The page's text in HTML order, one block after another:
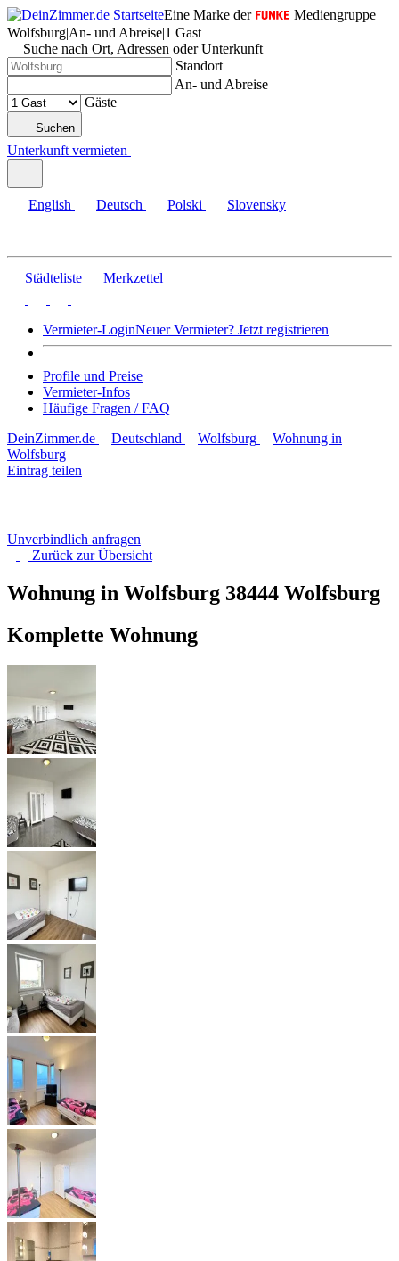
Eine Marke der
Mediengruppe
Wolfsburg|An- und Abreise|1 Gast
Suche nach Ort, Adressen oder Unterkunft
Standort
An- und Abreise
Gäste
Suchen
Unterkunft vermieten
English Deutsch Polski Slovensky
Städteliste Merkzettel
Vermieter-LoginNeuer Vermieter? Jetzt registrieren
Profile und Preise
Vermieter-Infos
Häufige Fragen / FAQ
DeinZimmer.de
Deutschland Wolfsburg
Wohnung in
Wolfsburg
Eintrag teilen
Unverbindlich anfragen
Zurück zurÜbersicht
Wohnung in Wolfsburg 38444 Wolfsburg
Komplette Wohnung